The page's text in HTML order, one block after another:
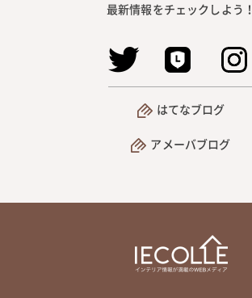
最新情報をチェックしよう！
はてなブログ
アメーバブログ